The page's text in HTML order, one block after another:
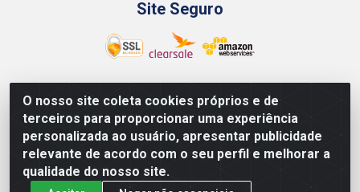
O nosso site coleta cookies próprios e de
terceiros para proporcionar uma experiência
personalizada ao usuário, apresentar publicidade
relevante de acordo com o seu perfil e melhorar a
qualidade do nosso site.
Site Seguro
Renascer Distribuidora - Rua São Miguel, 1845 -
Afogados - Recife / PE - CEP 50850-000 - CNPJ
07.264.693/0001-79